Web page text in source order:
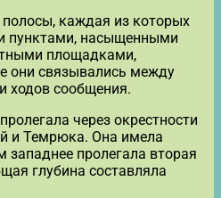
каждая из которых
пунктами, насыщенными
площадками,
они связывались между
ходов сообщения.
через окрестности
и Темрюка. Она имела
западнее пролегала вторая
глубина составляла